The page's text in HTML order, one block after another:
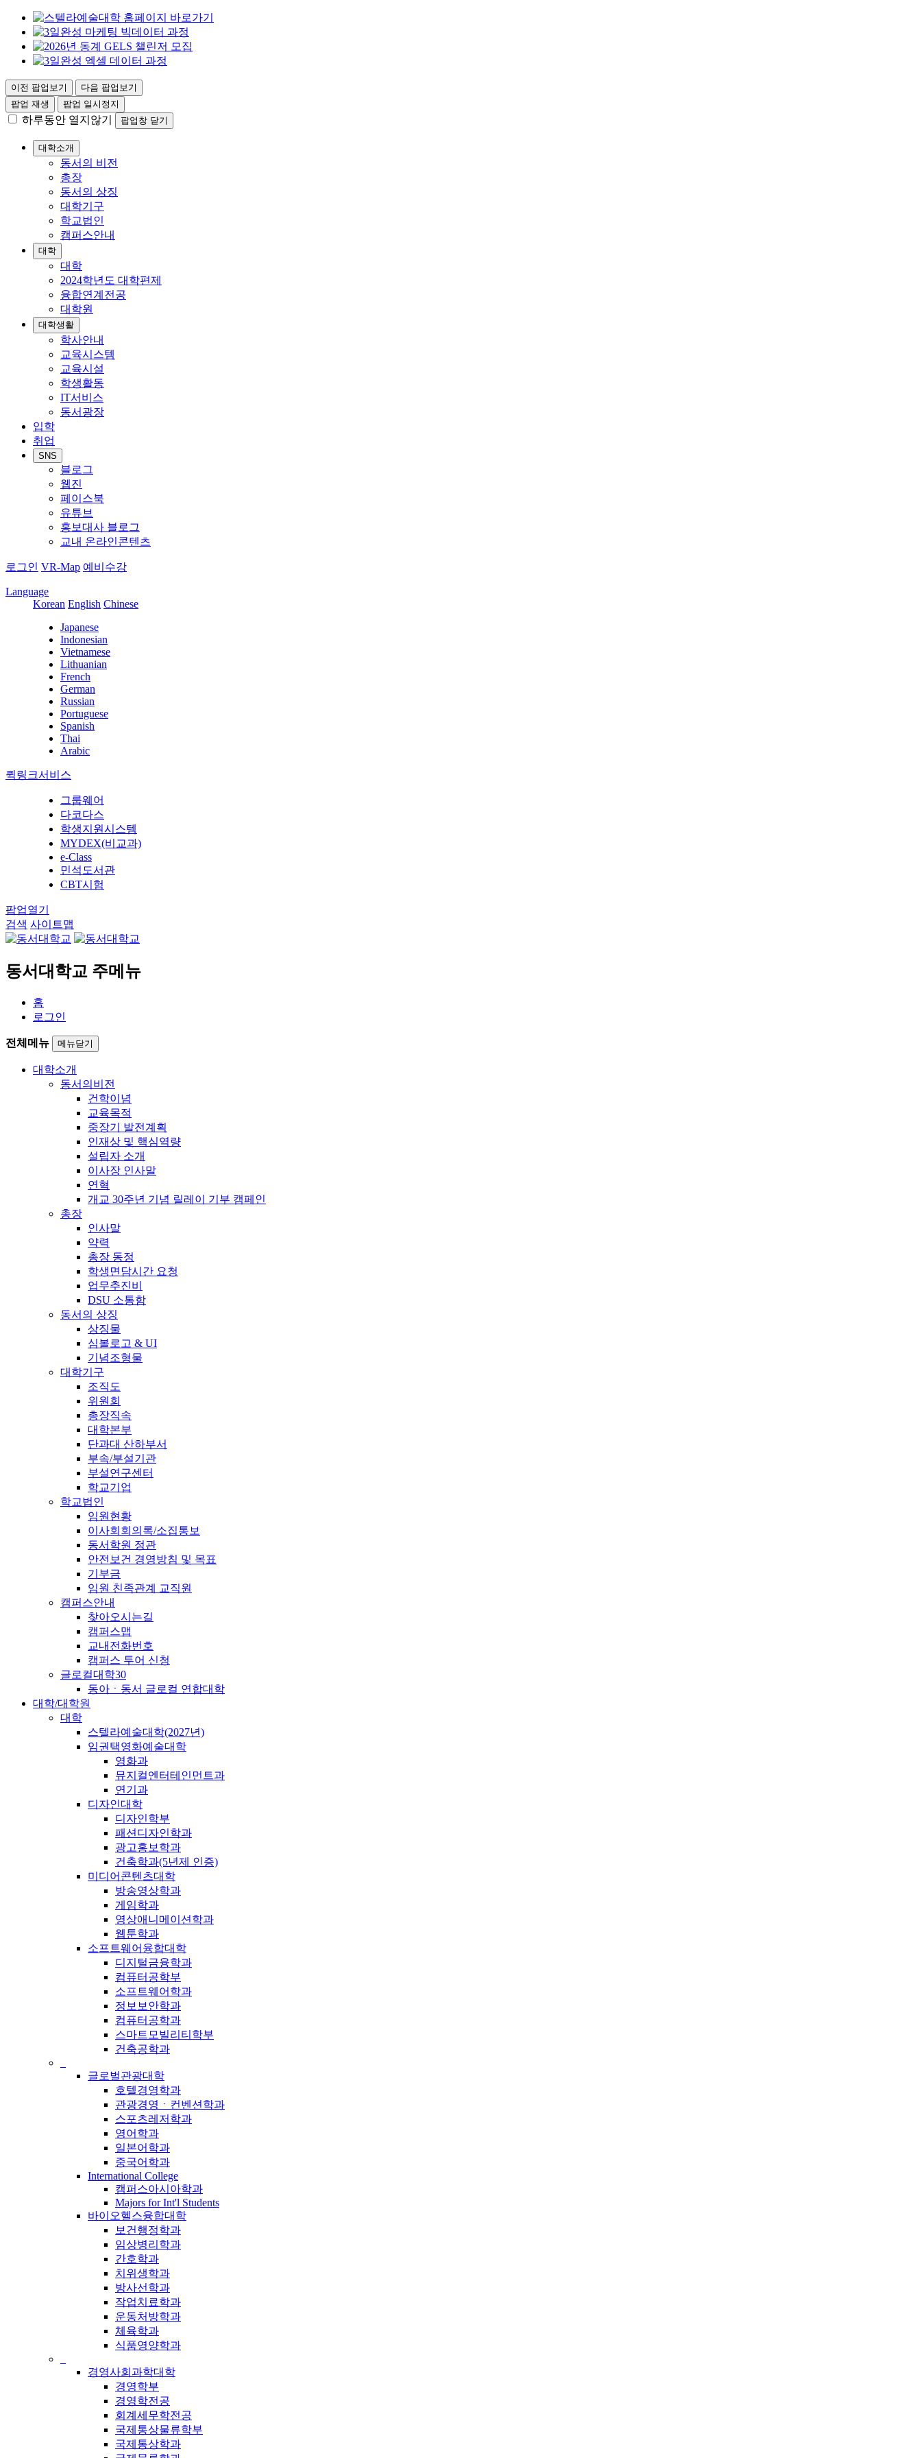
이전 팝업보기
다음 팝업보기
팝업 재생
팝업 일시정지
하루동안 열지않기 팝업창 닫기
대학소개
동서의 비전
총장
동서의 상징
대학기구
학교법인
캠퍼스안내
대학
대학
2024학년도 대학편제
융합연계전공
대학원
대학생활
학사안내
교육시스템
교육시설
학생활동
IT서비스
동서광장
입학
취업
SNS
블로그
웹진
페이스북
유튜브
홍보대사 블로그
교내 온라인콘텐츠
로그인 VR-Map 예비수강
Language
Korean English Chinese
Japanese
Indonesian
Vietnamese
Lithuanian
French
German
Russian
Portuguese
Spanish
Thai
Arabic
퀵링크서비스
그룹웨어
다코다스
학생지원시스템
MYDEX(비교과)
e-Class
민석도서관
CBT시험
팝업열기
검색 사이트맵
동서대학교 주메뉴
홈
로그인
전체메뉴 메뉴닫기
대학소개
동서의비전
건학이념
교육목적
중장기 발전계획
인재상 및 핵심역량
설립자 소개
이사장 인사말
연혁
개교 30주년 기념 릴레이 기부 캠페인
총장
인사말
약력
총장 동정
학생면담시간 요청
업무추진비
DSU 소통함
동서의 상징
상징물
심볼로고 & UI
기념조형물
대학기구
조직도
위원회
총장직속
대학본부
단과대 산하부서
부속/부설기관
부설연구센터
학교기업
학교법인
임원현황
이사회회의록/소집통보
동서학원 정관
안전보건 경영방침 및 목표
기부금
임원 친족관계 교직원
캠퍼스안내
찾아오시는길
캠퍼스맵
교내전화번호
캠퍼스 투어 신청
글로컬대학30
동아ㆍ동서 글로컬 연합대학
대학/대학원
대학
스텔라예술대학(2027년)
임권택영화예술대학
영화과
뮤지컬엔터테인먼트과
연기과
디자인대학
디자인학부
패션디자인학과
광고홍보학과
건축학과(5년제 인증)
미디어콘텐츠대학
방송영상학과
게임학과
영상애니메이션학과
웹툰학과
소프트웨어융합대학
디지털금융학과
컴퓨터공학부
소프트웨어학과
정보보안학과
컴퓨터공학과
스마트모빌리티학부
건축공학과
글로벌관광대학
호텔경영학과
관광경영ㆍ컨벤션학과
스포츠레저학과
영어학과
일본어학과
중국어학과
International College
캠퍼스아시아학과
Majors for Int'l Students
바이오헬스융합대학
보건행정학과
임상병리학과
간호학과
치위생학과
방사선학과
작업치료학과
운동처방학과
체육학과
식품영양학과
경영사회과학대학
경영학부
경영학전공
회계세무학전공
국제통상물류학부
국제통상학과